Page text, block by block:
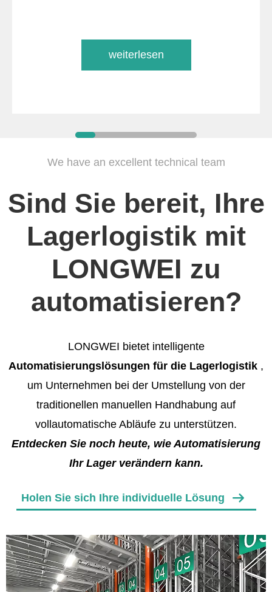
weiterlesen
We have an excellent technical team
Sind Sie bereit, Ihre
Lagerlogistik mit
LONGWEI zu
automatisieren?
LONGWEI bietet intelligente
Automatisierungslösungen für die Lagerlogistik ,
um Unternehmen bei der Umstellung von der
traditionellen manuellen Handhabung auf
vollautomatische Abläufe zu unterstützen.
Entdecken Sie noch heute, wie Automatisierung
Ihr Lager verändern kann.
Holen Sie sich Ihre individuelle Lösung